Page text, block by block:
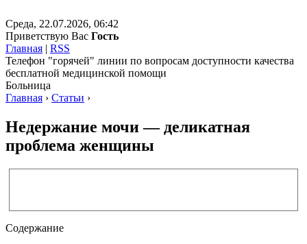
Среда, 22.07.2026, 06:42
Приветствую Вас Гость
Главная | RSS
Телефон "горячей" линии по вопросам доступности качества
бесплатной медицинской помощи
Больница
Главная › Статьи ›
Недержание мочи — деликатная
проблема женщины
Содержание